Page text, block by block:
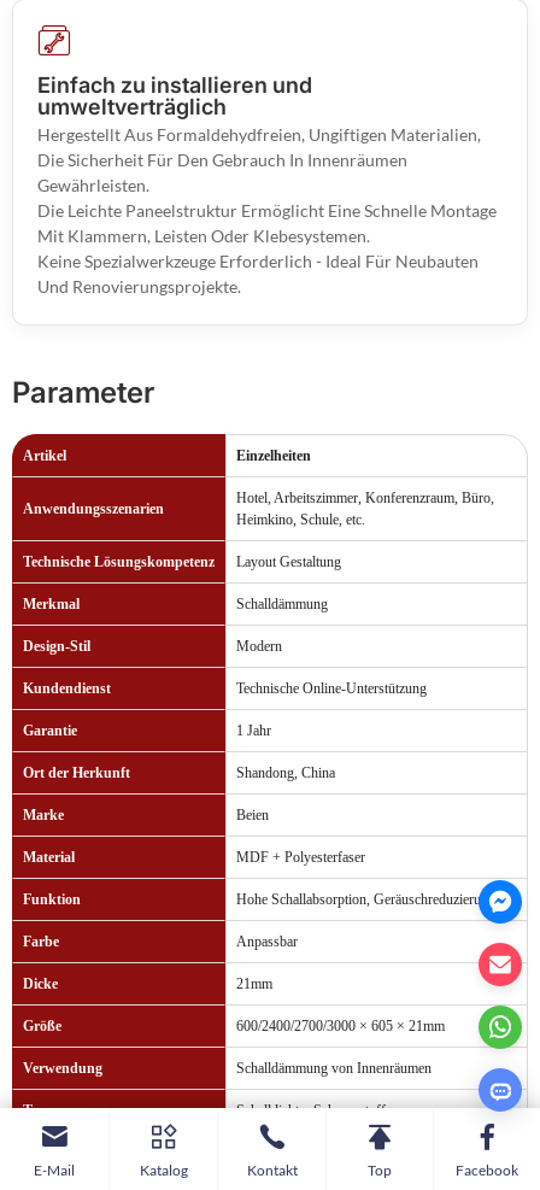
Einfach zu installieren und
umweltverträglich
Hergestellt Aus Formaldehydfreien, Ungiftigen Materialien,
Die Sicherheit Für Den Gebrauch In Innenräumen
Gewährleisten.
Die Leichte Paneelstruktur Ermöglicht Eine Schnelle Montage
Mit Klammern, Leisten Oder Klebesystemen.
Keine Spezialwerkzeuge Erforderlich - Ideal Für Neubauten
Und Renovierungsprojekte.
Parameter
Artikel Einzelheiten
Anwendungsszenarien
Hotel, Arbeitszimmer, Konferenzraum, Büro,
Heimkino, Schule, etc.
Technische Lösungskompetenz Layout Gestaltung
Merkmal Schalldämmung
Design-Stil Modern
Kundendienst Technische Online-Unterstützung
Garantie 1 Jahr
Ort der Herkunft Shandong, China
Marke Beien
Material MDF + Polyesterfaser
Funktion Hohe Schallabsorption, Geräuschreduzierung
Farbe Anpassbar
Dicke 21mm
Größe 600/2400/2700/3000 × 605 × 21mm
Verwendung Schalldämmung von Innenräumen
Typ Schalldichter Schaumstoff
E-Mail Katalog Kontakt Top Facebook